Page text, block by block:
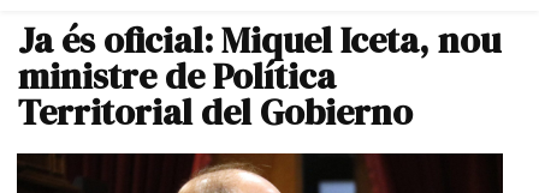
Ja és oficial: Miquel Iceta, nou
ministre de Política
Territorial del Gobierno